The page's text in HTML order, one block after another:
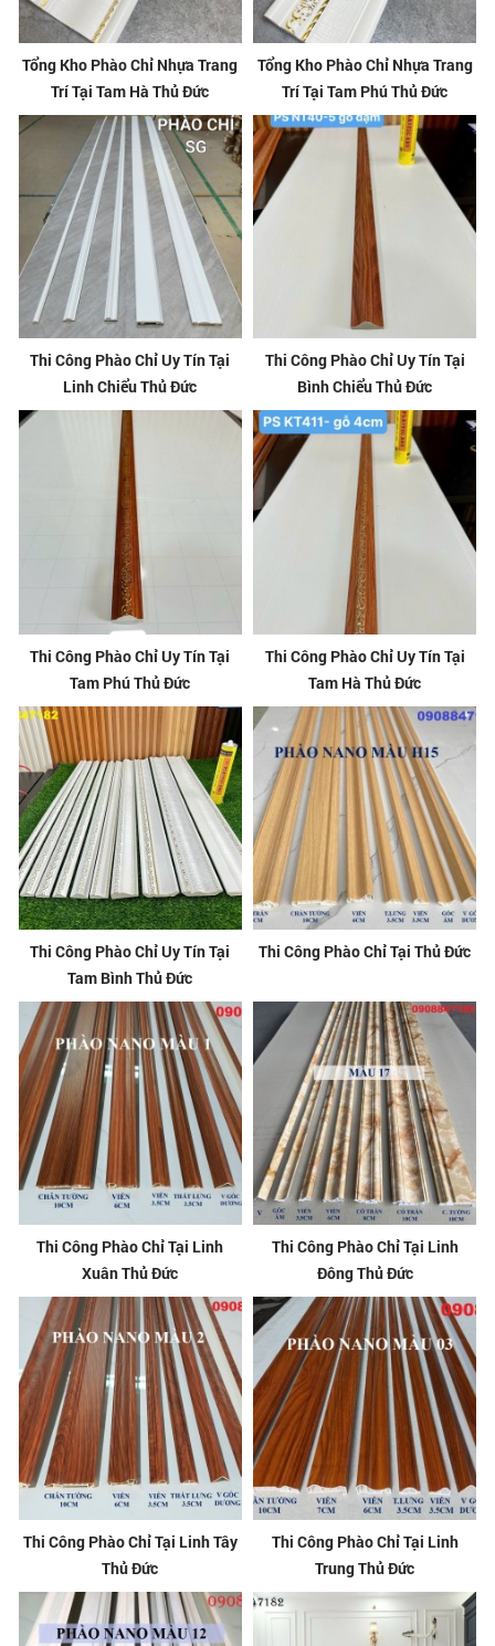
Tổng Kho Phào Chỉ Nhựa Trang
Trí Tại Tam Hà Thủ Đức
Tổng Kho Phào Chỉ Nhựa Trang
Trí Tại Tam Phú Thủ Đức
Thi Công Phào Chỉ Uy Tín Tại
Linh Chiểu Thủ Đức
Thi Công Phào Chỉ Uy Tín Tại
Bình Chiểu Thủ Đức
Thi Công Phào Chỉ Uy Tín Tại
Tam Phú Thủ Đức
Thi Công Phào Chỉ Uy Tín Tại
Tam Hà Thủ Đức
Thi Công Phào Chỉ Uy Tín Tại
Tam Bình Thủ Đức
Thi Công Phào Chỉ Tại Thủ Đức
Thi Công Phào Chỉ Tại Linh
Xuân Thủ Đức
Thi Công Phào Chỉ Tại Linh
Đông Thủ Đức
Thi Công Phào Chỉ Tại Linh Tây
Thủ Đức
Thi Công Phào Chỉ Tại Linh
Trung Thủ Đức